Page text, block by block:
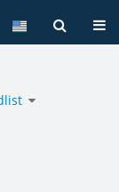
Toggle
the
hierarchy
tree